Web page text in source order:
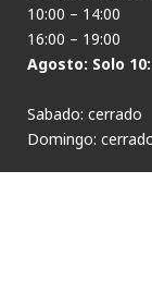
10:00 – 14:00
16:00 – 19:00
Agosto: Solo
Sabado: cerrado
Domingo: